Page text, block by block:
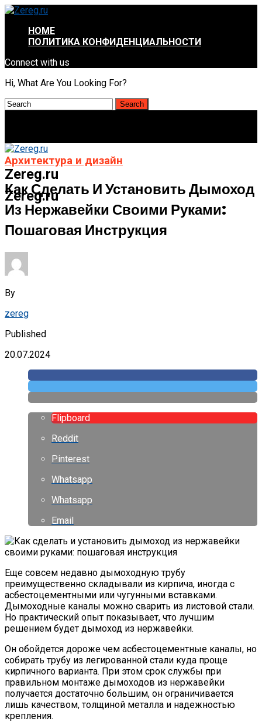
HOME
ПОЛИТИКА КОНФИДЕНЦИАЛЬНОСТИ
Connect with us
Hi, What Are You Looking For?
Zereg.ru
Zereg.ru
Архитектура и дизайн
Как Сделать И Установить Дымоход
Из Нержавейки Своими Руками:
Пошаговая Инструкция
By
zereg
Published
20.07.2024
Flipboard
Reddit
Pinterest
Whatsapp
Whatsapp
Email
Еще совсем недавно дымоходную трубу
преимущественно складывали из кирпича, иногда с
асбестоцементными или чугунными вставками.
Дымоходные каналы можно сварить из листовой стали.
Но практический опыт показывает, что лучшим
решением будет дымоход из нержавейки.
Он обойдется дороже чем асбестоцементные каналы, но
собирать трубу из легированной стали куда проще
кирпичного варианта. При этом срок службы при
правильном монтаже дымоходов из нержавейки
получается достаточно большим, он ограничивается
лишь качеством, толщиной металла и надежностью
крепления.